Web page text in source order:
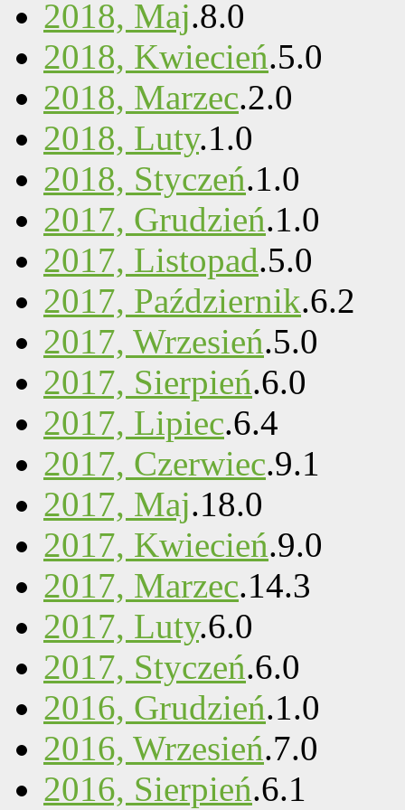
2018, Maj.8.0
2018, Kwiecień.5.0
2018, Marzec.2.0
2018, Luty.1.0
2018, Styczeń.1.0
2017, Grudzień.1.0
2017, Listopad.5.0
2017, Październik.6.2
2017, Wrzesień.5.0
2017, Sierpień.6.0
2017, Lipiec.6.4
2017, Czerwiec.9.1
2017, Maj.18.0
2017, Kwiecień.9.0
2017, Marzec.14.3
2017, Luty.6.0
2017, Styczeń.6.0
2016, Grudzień.1.0
2016, Wrzesień.7.0
2016, Sierpień.6.1